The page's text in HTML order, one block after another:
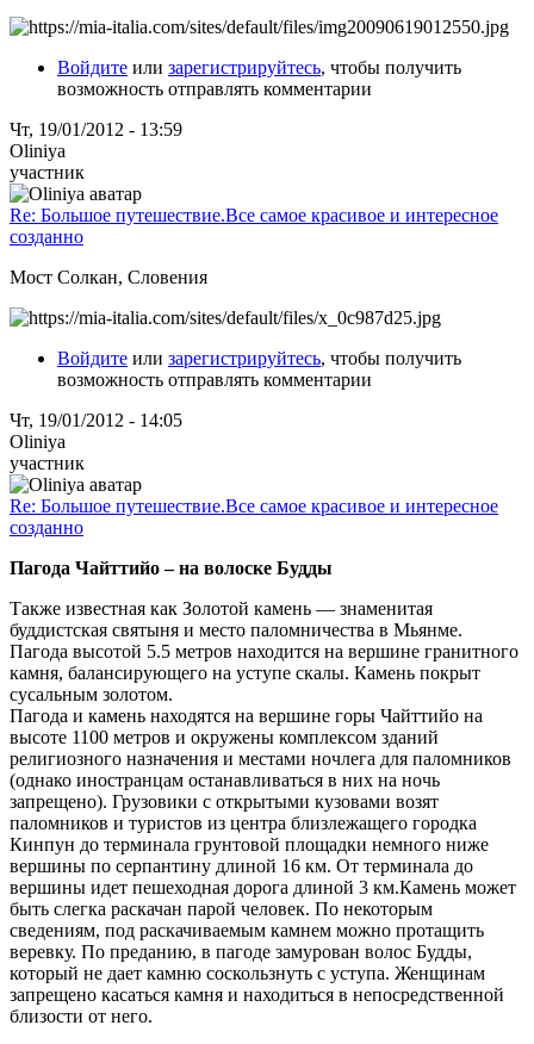
Войдите или зарегистрируйтесь, чтобы получить
возможность отправлять комментарии
Чт, 19/01/2012 - 13:59
Oliniya
участник
Re: Большое путешествие.Все самое красивое и интересное
созданно
Мост Солкан, Словения
Войдите или зарегистрируйтесь, чтобы получить
возможность отправлять комментарии
Чт, 19/01/2012 - 14:05
Oliniya
участник
Re: Большое путешествие.Все самое красивое и интересное
созданно
Пагода Чайттийо – на волоске Будды
Также известная как Золотой камень — знаменитая
буддистская святыня и место паломничества в Мьянме.
Пагода высотой 5.5 метров находится на вершине гранитного
камня, балансирующего на уступе скалы. Камень покрыт
сусальным золотом.
Пагода и камень находятся на вершине горы Чайттийо на
высоте 1100 метров и окружены комплексом зданий
религиозного назначения и местами ночлега для паломников
(однако иностранцам останавливаться в них на ночь
запрещено). Грузовики с открытыми кузовами возят
паломников и туристов из центра близлежащего городка
Кинпун до терминала грунтовой площадки немного ниже
вершины по серпантину длиной 16 км. От терминала до
вершины идет пешеходная дорога длиной 3 км.Камень может
быть слегка раскачан парой человек. По некоторым
сведениям, под раскачиваемым камнем можно протащить
веревку. По преданию, в пагоде замурован волос Будды,
который не дает камню соскользнуть с уступа. Женщинам
запрещено касаться камня и находиться в непосредственной
близости от него.